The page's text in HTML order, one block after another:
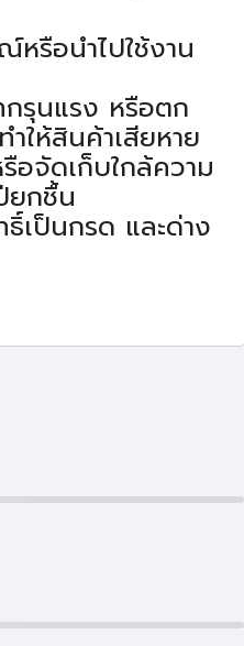
รือนำไปใช้งาน
กรุนแรง หรือตก
ให้สินค้าเสียหาย
อจัดเก็บใกล้ความ
ยกชื้น
เป็นกรด และด่าง